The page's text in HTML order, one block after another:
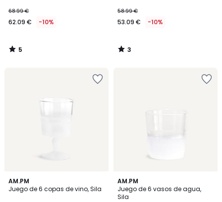
68.99 €
62.09 € -10%
5
/
58.99 €
53.09 € -10%
3
/
AM.PM
Juego de 6 copas de vino, Sila
AM.PM
Juego de 6 vasos de agua,
Sila
5
/
5